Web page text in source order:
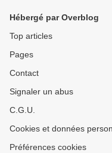
Hébergé par Overblog
Top articles
Pages
Contact
Signaler un abus
C.G.U.
Cookies et données
Préférences cookies